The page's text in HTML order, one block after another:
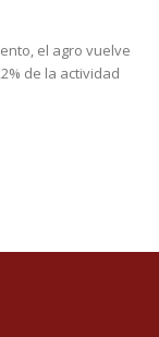
el agro vuelve
de la actividad